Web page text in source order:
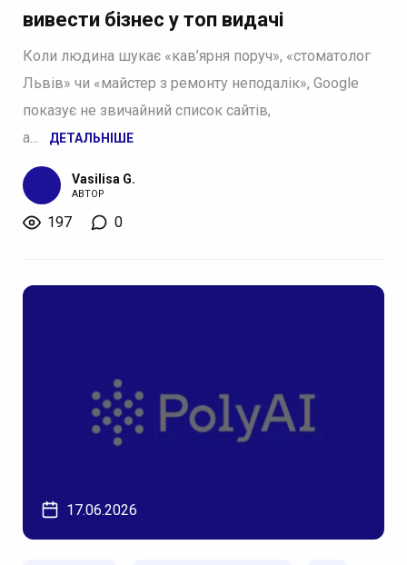
вивести бізнес у топ видачі
Коли людина шукає «кав’ярня поруч», «стоматолог
Львів» чи «майстер з ремонту неподалік», Google
показує не звичайний список сайтів,
а...
ДЕТАЛЬНІШЕ
Vasilisa G.
АВТОР
197 0
17.06.2026